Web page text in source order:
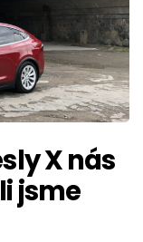
X nás
jsme